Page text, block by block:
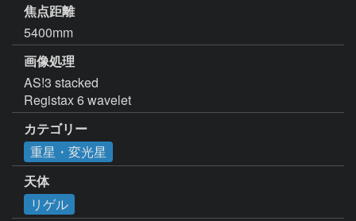
焦点距離
5400mm
画像処理
AS!3 stacked
Registax 6 wavelet
カテゴリー
重星・変光星
天体
リゲル